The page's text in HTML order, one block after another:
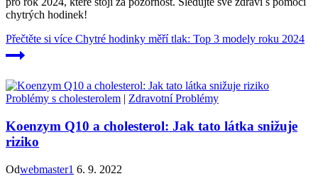
chytrých hodinek!
Přečtěte si více Chytré hodinky měří tlak: Top 3 modely roku 2024
Problémy s cholesterolem | Zdravotní Problémy
Koenzym Q10 a cholesterol: Jak tato látka snižuje
riziko
Odwebmaster1 6. 9. 2022